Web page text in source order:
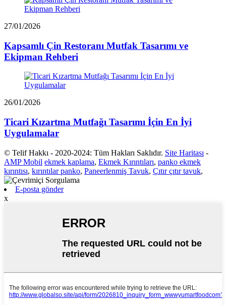
27/01/2026
Kapsamlı Çin Restoranı Mutfak Tasarımı ve
Ekipman Rehberi
26/01/2026
Ticari Kızartma Mutfağı Tasarımı İçin En İyi
Uygulamalar
© Telif Hakkı - 2020-2024: Tüm Hakları Saklıdır. Site Haritası -
AMP Mobil ekmek kaplama, Ekmek Kırıntıları, panko ekmek
kırıntısı, kırıntılar panko, Paneerlenmiş Tavuk, Çıtır çıtır tavuk,
E-posta gönder
x